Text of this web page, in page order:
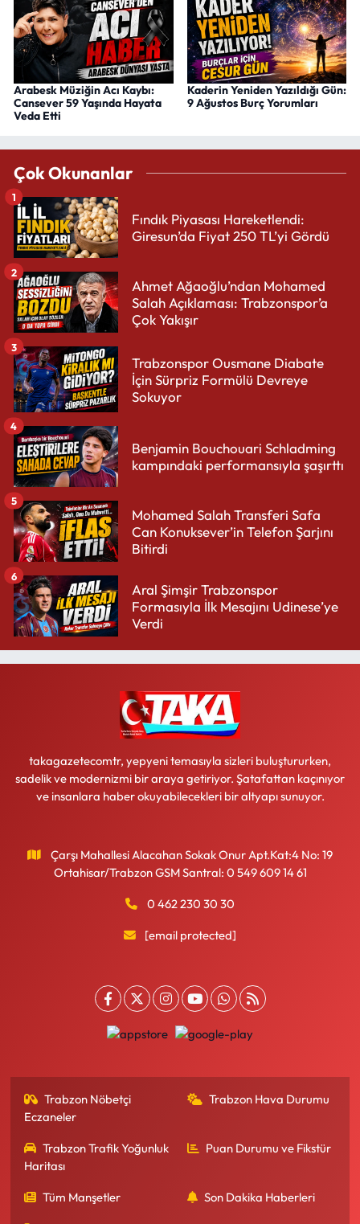
Arabesk Müziğin Acı Kaybı:
Cansever 59 Yaşında Hayata
Veda Etti
Kaderin Yeniden Yazıldığı Gün:
9 Ağustos Burç Yorumları
Çok Okunanlar
Fındık Piyasası Hareketlendi:
Giresun’da Fiyat 250 TL’yi Gördü
1
Ahmet Ağaoğlu’ndan Mohamed
Salah Açıklaması: Trabzonspor’a
Çok Yakışır
2
Trabzonspor Ousmane Diabate
İçin Sürpriz Formülü Devreye
Sokuyor
3
Benjamin Bouchouari Schladming
kampındaki performansıyla şaşırttı
4
Mohamed Salah Transferi Safa
Can Konuksever’in Telefon Şarjını
Bitirdi
5
Aral Şimşir Trabzonspor
Formasıyla İlk Mesajını Udinese’ye
Verdi
6
takagazetecomtr, yepyeni temasıyla sizleri buluştururken,
sadelik ve modernizmi bir araya getiriyor. Şatafattan kaçınıyor
ve insanlara haber okuyabilecekleri bir altyapı sunuyor.
Çarşı Mahallesi Alacahan Sokak Onur Apt.Kat:4 No: 19
Ortahisar/Trabzon GSM Santral: 0 549 609 14 61
0 462 230 30 30
[email protected]
Trabzon Nöbetçi
Eczaneler
Trabzon Hava Durumu
Trabzon Trafik Yoğunluk
Haritası
Puan Durumu ve Fikstür
Tüm Manşetler Son Dakika Haberleri